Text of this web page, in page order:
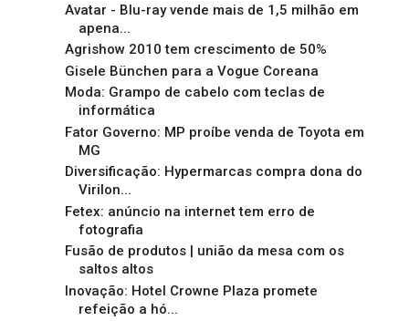
Avatar - Blu-ray vende mais de 1,5 milhão em
apena...
Agrishow 2010 tem crescimento de 50%
Gisele Bünchen para a Vogue Coreana
Moda: Grampo de cabelo com teclas de
informática
Fator Governo: MP proíbe venda de Toyota em
MG
Diversificação: Hypermarcas compra dona do
Virilon...
Fetex: anúncio na internet tem erro de
fotografia
Fusão de produtos | união da mesa com os
saltos altos
Inovação: Hotel Crowne Plaza promete
refeição a hó...